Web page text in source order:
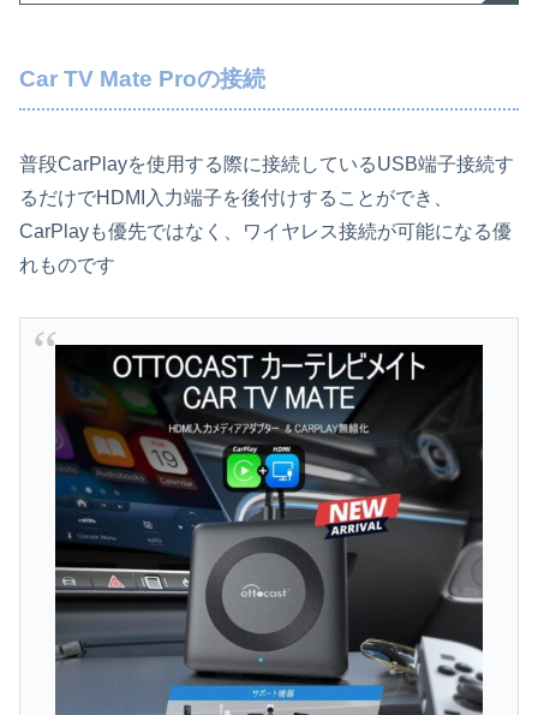
Car TV Mate Proの接続
普段CarPlayを使用する際に接続しているUSB端子接続す
るだけでHDMI入力端子を後付けすることができ、
CarPlayも優先ではなく、ワイヤレス接続が可能になる優
れものです